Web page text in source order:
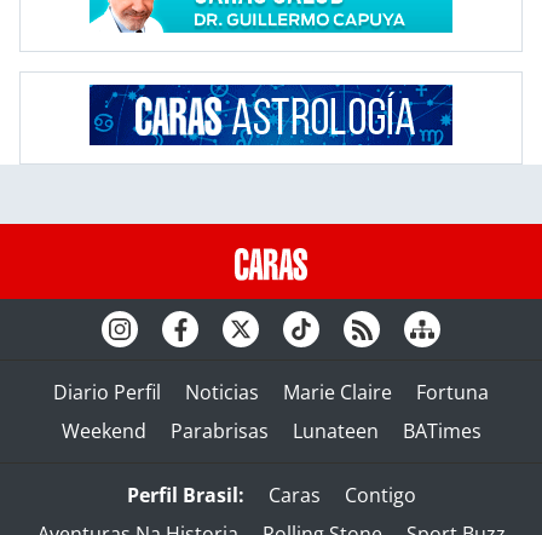
Diario Perfil Noticias Marie Claire
Fortuna
Weekend
Parabrisas Lunateen BATimes
Perfil Brasil: Caras
Contigo